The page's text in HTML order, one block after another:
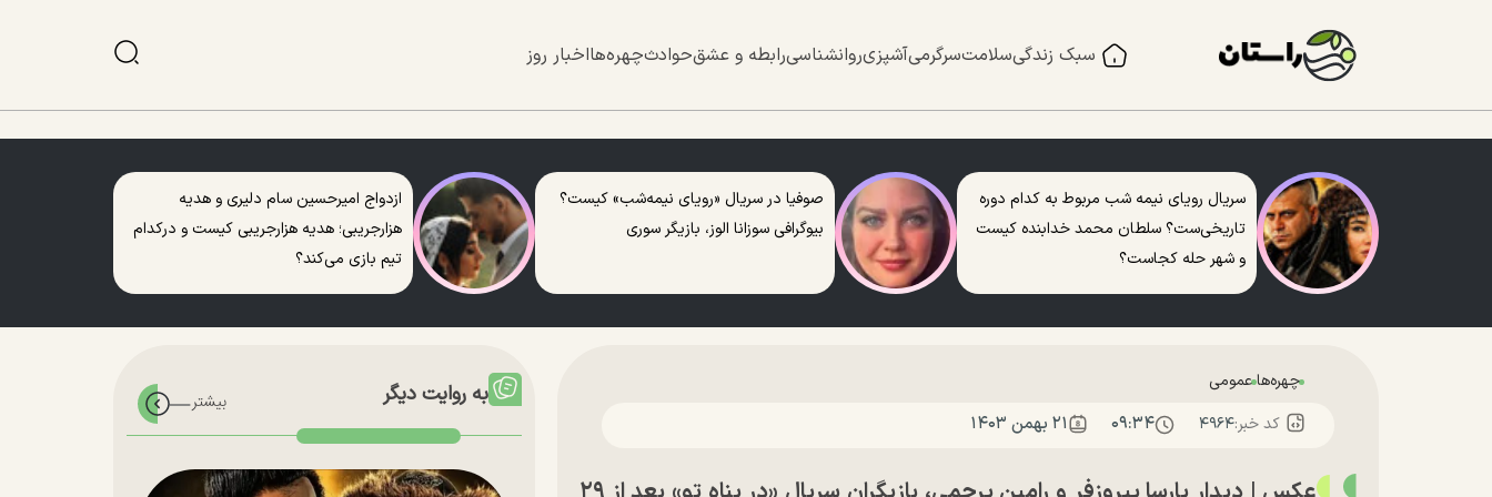
سبک زندگیسلامتسرگرمیآشپزیروانشناسیرابطه و عشقحوادثچهره‌هااخبار روز
سریال رویای نیمه شب مربوط به کدام دوره
تاریخی‌ست؟ سلطان محمد خدابنده کیست
و شهر حله کجاست؟
صوفیا در سریال «رویای نیمه‌شب» کیست؟
بیوگرافی سوزانا الوز، بازیگر سوری
ازدواج امیرحسین سام دلیری و هدیه
هزارجریبی؛ هدیه هزارجریبی کیست و درکدام
تیم بازی می‌کند؟
چهره‌هاعمومی
کد خبر:۴۹۶۴ ۰۹:۳۴ ۲۱ بهمن ۱۴۰۳
به روایت دیگر